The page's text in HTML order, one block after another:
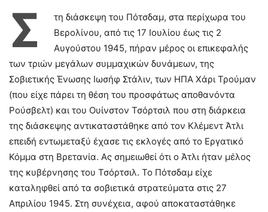
Σ
τη διάσκεψη του Πότσδαμ, στα περίχωρα του
Βερολίνου, από τις 17 Ιουλίου έως τις 2
Αυγούστου 1945, πήραν μέρος οι επικεφαλής
των τριών μεγάλων συμμαχικών δυνάμεων, της
Σοβιετικής Ένωσης Ιωσήφ Στάλιν, των ΗΠΑ Χάρι Τρούμαν
(που είχε πάρει τη θέση του προσφάτως αποθανόντα
Ρούσβελτ) και του Ουίνστον Τσόρτσιλ που στη διάρκεια
της διάσκεψης αντικαταστάθηκε από τον Κλέμεντ Άτλι
επειδή εντωμεταξύ έχασε τις εκλογές από το Εργατικό
Κόμμα στη Βρετανία. Ας σημειωθεί ότι ο Άτλι ήταν μέλος
της κυβέρνησης του Τσόρτσιλ. Το Πότσδαμ είχε
καταληφθεί από τα σοβιετικά στρατεύματα στις 27
Απριλίου 1945. Στη συνέχεια, αφού αποκαταστάθηκε